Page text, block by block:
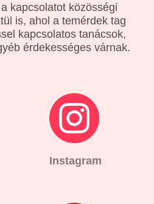
kapcsolatot közösségi
is, ahol a temérdek tag
kapcsolatos tanácsok,
érdekességes várnak.
Instagram